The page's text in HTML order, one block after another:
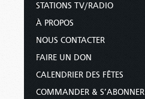
STATIONS TV/RADIO
À PROPOS
NOUS CONTACTER
FAIRE UN DON
CALENDRIER DES FÊTES
COMMANDER & S’ABONNER